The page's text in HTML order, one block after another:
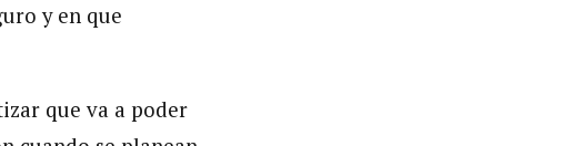
y en que
que va a poder